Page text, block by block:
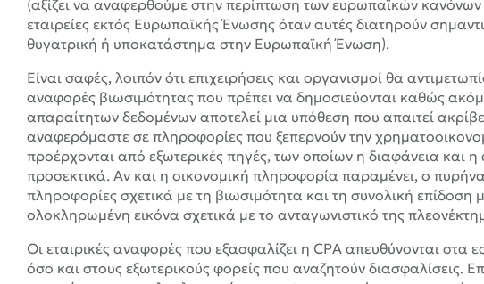
(αξίζει να αναφερθούμε στην περίπτωση των ευρωπαϊκών
εταιρείες εκτός Ευρωπαϊκής Ένωσης όταν αυτές διατηρούν
θυγατρική ή υποκατάστημα στην Ευρωπαϊκή Ένωση).
Είναι σαφές, λοιπόν ότι επιχειρήσεις και οργανισμοί θα
αναφορές βιωσιμότητας που πρέπει να δημοσιεύονται καθώς
απαραίτητων δεδομένων αποτελεί μια υπόθεση που απαιτεί
αναφερόμαστε σε πληροφορίες που ξεπερνούν την
προέρχονται από εξωτερικές πηγές, των οποίων η διαφάνεια και η
προσεκτικά. Αν και η οικονομική πληροφορία παραμένει, ο
πληροφορίες σχετικά με τη βιωσιμότητα και τη συνολική επίδοση
ολοκληρωμένη εικόνα σχετικά με το ανταγωνιστικό της
Οι εταιρικές αναφορές που εξασφαλίζει η CPA απευθύνονται στα
όσο και στους εξωτερικούς φορείς που αναζητούν διασφαλίσεις.